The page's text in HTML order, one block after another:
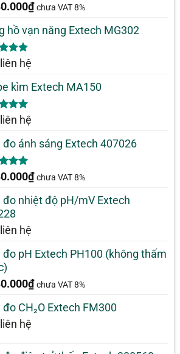
₫ chưa VAT 8%
hồ vạn năng Extech MG302
5
giá
hệ
kìm Extech MA150
5
hệ
đo ánh sáng Extech 407026
5 ₫ chưa VAT 8%
đo nhiệt độ pH/mV Extech
hệ
đo pH Extech PH100 (không thấm
₫ chưa VAT 8%
đo CH₂O Extech FM300
hệ